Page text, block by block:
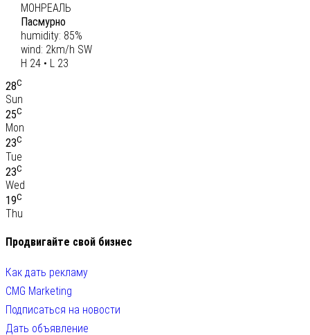
МОНРЕАЛЬ
Пасмурно
humidity: 85%
wind: 2km/h SW
H 24 • L 23
28C
Sun
25C
Mon
23C
Tue
23C
Wed
19C
Thu
Продвигайте свой бизнес
Как дать рекламу
CMG Marketing
Подписаться на новости
Дать объявление